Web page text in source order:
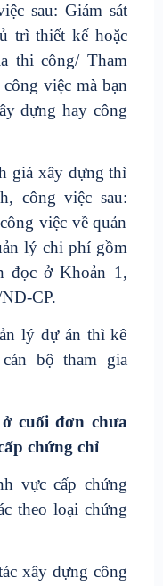
sau: Giám sát
trì thiết kế hoặc
thi công/ Tham
việc mà bạn
dựng hay công
giá xây dựng thì
công việc sau:
việc về quản
lý chi phí gồm
đọc ở Khoản 1,
CP.
lý dự án thì kê
bộ tham gia
cuối đơn chưa
chứng chỉ
vực cấp chứng
theo loại chứng
xây dựng công